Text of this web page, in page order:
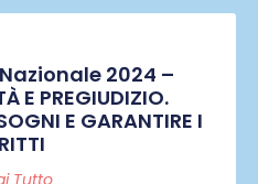
2024 –
E PREGIUDIZIO.
E GARANTIRE I
Tutto